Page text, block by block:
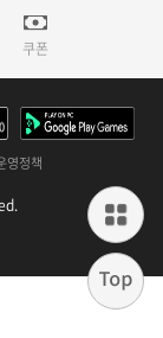
쿠폰
영정책